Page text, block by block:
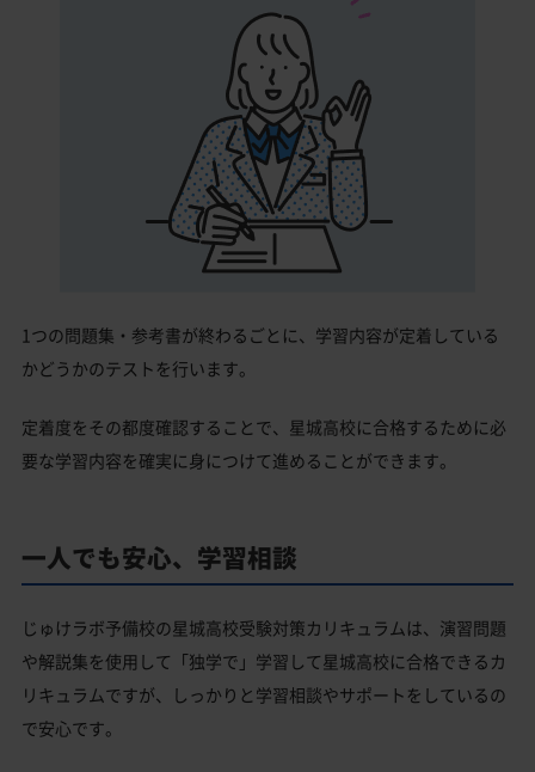
1つの問題集・参考書が終わるごとに、学習内容が定着している
かどうかのテストを行います。
定着度をその都度確認することで、星城高校に合格するために必
要な学習内容を確実に身につけて進めることができます。
一人でも安心、学習相談
じゅけラボ予備校の星城高校受験対策カリキュラムは、演習問題
や解説集を使用して「独学で」学習して星城高校に合格できるカ
リキュラムですが、しっかりと学習相談やサポートをしているの
で安心です。